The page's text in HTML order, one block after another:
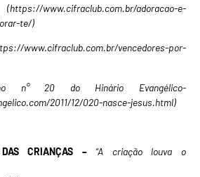
(https://www.cifraclub.com.br/adoracao-e-
te/)
www.cifraclub.com.br/vencedores-por-
n° 20 do Hinário Evangélico-
2011/12/020-nasce-jesus.html)
DAS CRIANÇAS –“A criação louva o